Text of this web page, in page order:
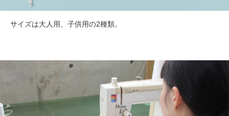
サイズは大人用、子供用の2種類。